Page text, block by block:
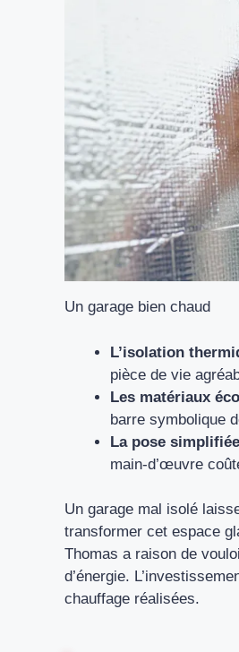
Un garage bien chaud
L’isolation
pièce de vie
Les matériaux
barre symbolique
La pose simplifiée
main-d’œuvre
Un garage mal isolé
transformer cet espace
Thomas a raison de
d’énergie.
chauffage réalisées.